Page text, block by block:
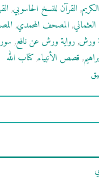
,القرآن للنسخ الحاسوبي,
,المصحف المحمدي,
ورش,رواية ورش عن نافع,
,قصص الأنبياء,كتاب الله